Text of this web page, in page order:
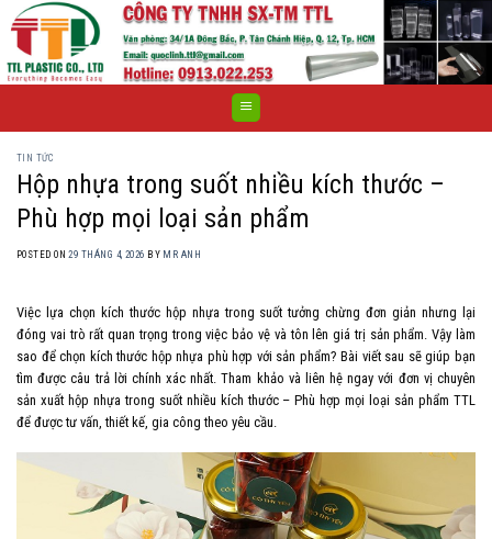
Skip
content
TIN TỨC
Hộp nhựa trong suốt nhiều kích thước –
Phù hợp mọi loại sản phẩm
POSTED ON29 THÁNG 4, 2026 BY MR ANH
Việc lựa chọn kích thước hộp nhựa trong suốt tưởng chừng đơn giản nhưng lại
đóng vai trò rất quan trọng trong việc bảo vệ và tôn lên giá trị sản phẩm. Vậy làm
sao để chọn kích thước hộp nhựa phù hợp với sản phẩm? Bài viết sau sẽ giúp bạn
tìm được câu trả lời chính xác nhất. Tham khảo và liên hệ ngay với đơn vị chuyên
sản xuất hộp nhựa trong suốt nhiều kích thước – Phù hợp mọi loại sản phẩm TTL
để được tư vấn, thiết kế, gia công theo yêu cầu.